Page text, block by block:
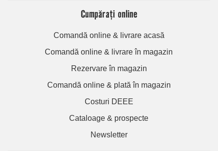
Cumpărați online
Comandă online & livrare acasă
Comandă online & livrare în magazin
Rezervare în magazin
Comandă online & plată în magazin
Costuri DEEE
Cataloage & prospecte
Newsletter